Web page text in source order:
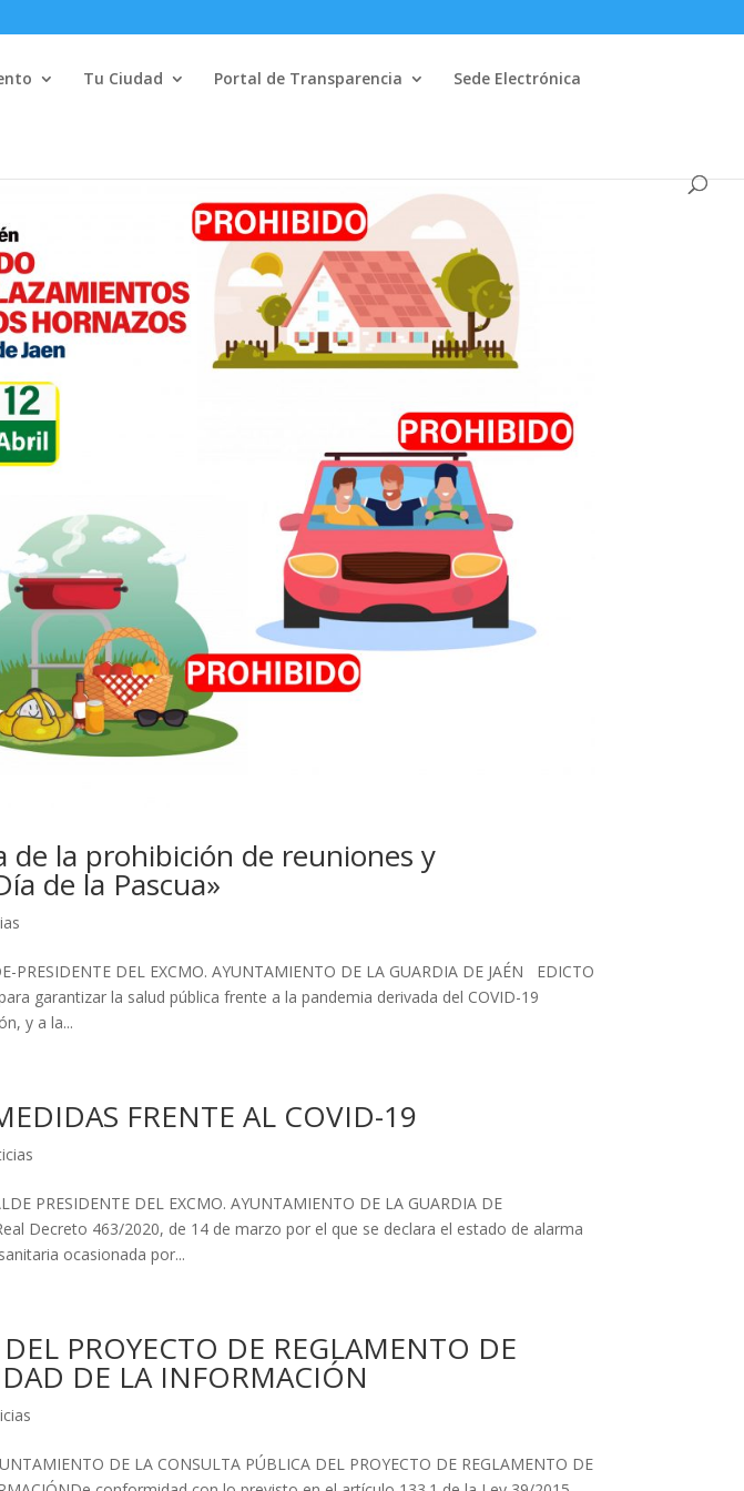
Tu Ciudad Portal de Transparencia Sede Electrónica
de la prohibición de reuniones y
de la Pascua»
PRESIDENTE DEL EXCMO. AYUNTAMIENTO DE LA GUARDIA DE JAÉN EDICTO
garantizar la salud pública frente a la pandemia derivada del COVID-19
y a la...
FRENTE AL COVID-19
PRESIDENTE DEL EXCMO. AYUNTAMIENTO DE LA GUARDIA DE
Decreto 463/2020, de 14 de marzo por el que se declara el estado de alarma
ocasionada por...
PROYECTO DE REGLAMENTO DE
DE LA INFORMACIÓN
DE LA CONSULTA PÚBLICA DEL PROYECTO DE REGLAMENTO DE